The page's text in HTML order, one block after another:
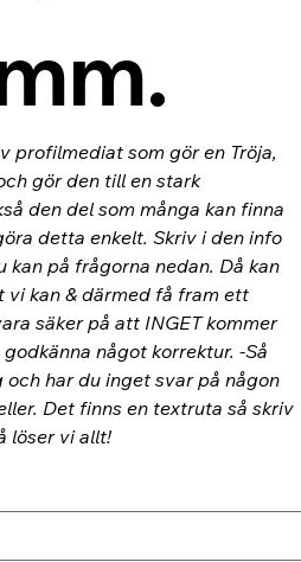
profilmediat som gör en Tröja,
gör den till en stark
den del som många kan finna
detta enkelt. Skriv i den info
kan på frågorna nedan. Då kan
vi kan & därmed få fram ett
säker på att INGET kommer
något korrektur. -Så
har du inget svar på någon
Det finns en textruta så skriv
löser vi allt!